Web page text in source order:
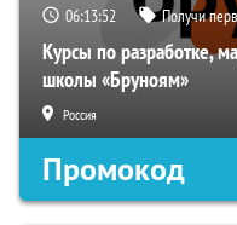
06:13:51 Получи
Курсы по разработке,
школы «Бруноям»
Россия
Промокод